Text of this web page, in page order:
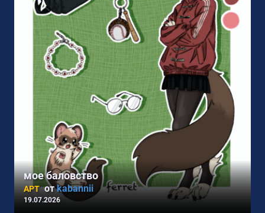
мое баловство
АРТ отkabannii
19.07.2026